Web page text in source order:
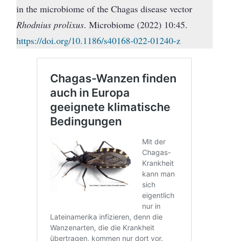
in the microbiome of the Chagas disease vector
Rhodnius prolixus. Microbiome (2022) 10:45.
https://doi.org/10.1186/s40168-022-01240-z